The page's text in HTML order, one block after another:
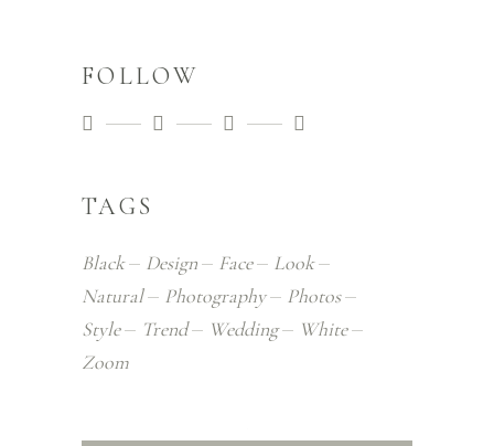
FOLLOW
TAGS
Black Design Face
Look
Natural
Photography
Photos
Style
Trend Wedding
White
Zoom